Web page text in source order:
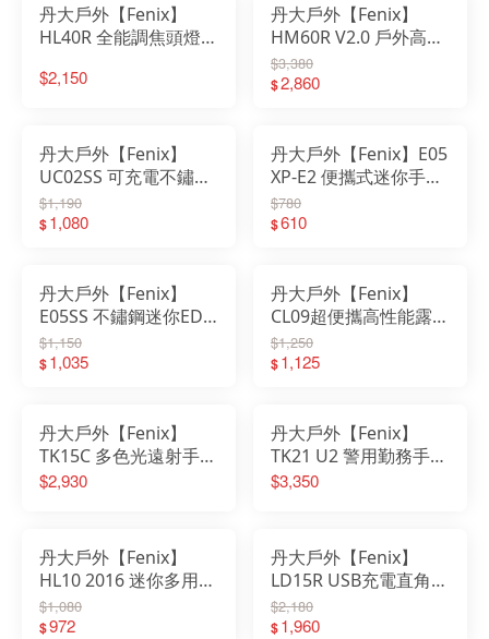
丹大戶外【Fenix】
HL40R 全能調焦頭燈│
│燈具│手電筒│照明燈
$2,150
丹大戶外【Fenix】
HM60R V2.0 戶外高性
能金屬頭燈│露營│登山
│照明│燈具│頭燈│手
$3,380
$2,860
丹大戶外【Fenix】
UC02SS 可充電不鏽鋼
鑰匙扣燈│露營│登山│
照明│吊墜│手電筒│高
$1,190
$1,080
丹大戶外【Fenix】E05
XP-E2 便攜式迷你手電
筒│露營│登山│照明│
手電筒│高亮度│不鏽鋼
$780
$610
丹大戶外【Fenix】
E05SS 不鏽鋼迷你EDC
手電筒│露營│登山│照
明│手電筒│高亮度│不
$1,150
$1,035
丹大戶外【Fenix】
CL09超便攜高性能露營
燈│露營│登山│照明│
燈具│手電筒│露營燈│
$1,250
$1,125
丹大戶外【Fenix】
TK15C 多色光遠射手電
筒 三色合一│照明│手
$2,930
丹大戶外【Fenix】
TK21 U2 警用勤務手電
筒│照明│燈具│值勤│
$3,350
丹大戶外【Fenix】
HL10 2016 迷你多用途
頭燈│露營│慢跑│照明
│燈具│頭燈│手電筒│
$1,080
$972
丹大戶外【Fenix】
LD15R USB充電直角手
電筒│照明│露營│登山
│釣魚│手電筒│照明燈
$2,180
$1,960